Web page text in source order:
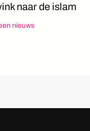
naar de islam
nieuws